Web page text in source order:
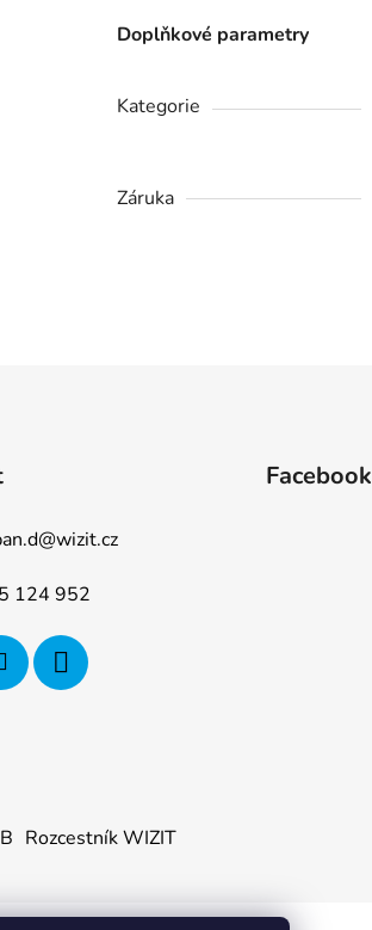
Doplňkové parametry
Kategorie
Záruka
@wizit.cz
124 952
Facebook
Rozcestník WIZIT